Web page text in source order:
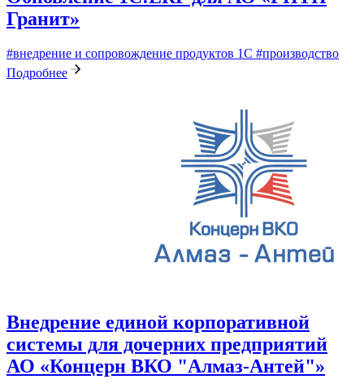
Гранит»
#внедрение и сопровождение продуктов 1С #производство
Подробнее
Внедрение единой корпоративной
системы для дочерних предприятий
АО «Концерн ВКО "Алмаз-Антей"»